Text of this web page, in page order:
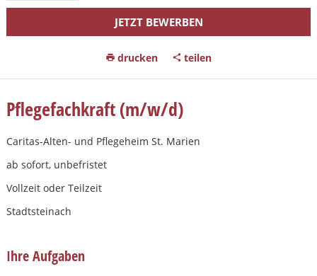
JETZT BEWERBEN
drucken teilen
Pflegefachkraft (m/w/d)
Caritas-Alten- und Pflegeheim St. Marien
ab sofort, unbefristet
Vollzeit oder Teilzeit
Stadtsteinach
Ihre Aufgaben